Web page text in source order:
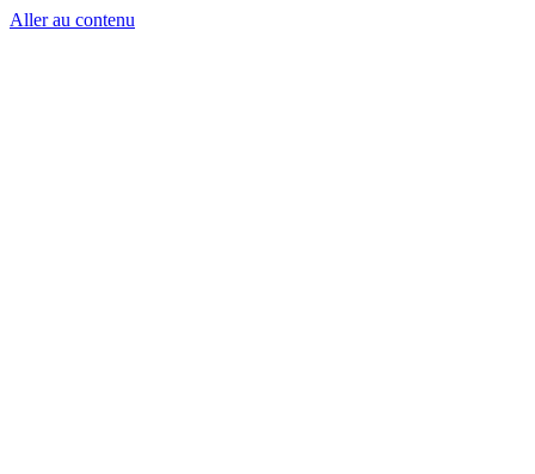
Aller au contenu